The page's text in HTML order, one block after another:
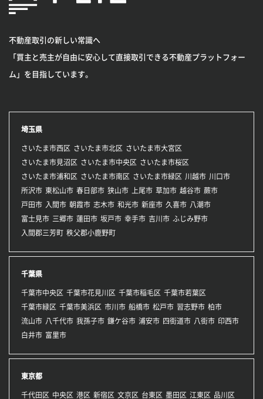
不動産取引の新しい常識へ
「買主と売主が自由に安心して直接取引できる不動産プラットフォー
ム」を目指しています。
埼玉県
さいたま市西区 さいたま市北区
さいたま市大宮区
さいたま市見沼区
さいたま市中央区
さいたま市桜区
さいたま市浦和区
さいたま市南区 さいたま市緑区 川越市 川口市
所沢市 東松山市 春日部市 狭山市 上尾市 草加市 越谷市 蕨市
戸田市 入間市 朝霞市 志木市 和光市 新座市 久喜市 八潮市
富士見市 三郷市 蓮田市 坂戸市 幸手市 吉川市 ふじみ野市
入間郡三芳町 秩父郡小鹿野町
千葉県
千葉市中央区 千葉市花見川区 千葉市稲毛区 千葉市若葉区
千葉市緑区 千葉市美浜区 市川市 船橋市 松戸市 習志野市 柏市
流山市 八千代市 我孫子市 鎌ケ谷市 浦安市 四街道市 八街市 印西市
白井市 富里市
東京都
千代田区 中央区 港区 新宿区 文京区 台東区 墨田区 江東区 品川区